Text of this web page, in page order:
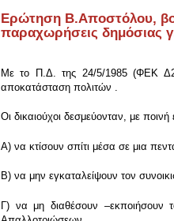
Ερώτηση Β.Αποστόλου,
παραχωρήσεις δημόσιας
Με το Π.Δ. της 24/5/1985 (ΦΕΚ
αποκατάσταση πολιτών .
Οι δικαιούχοι δεσμεύονταν, με
Α) να κτίσουν σπίτι μέσα σε μια
Β) να μην εγκαταλείψουν τον
Γ) να μη διαθέσουν –εκποιήσουν